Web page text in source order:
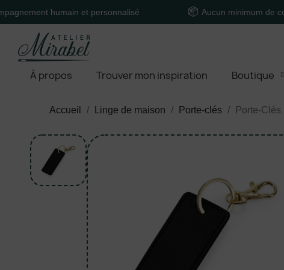
humain et personnalisé Aucun minimum de commande
À propos Trouver mon inspiration Boutique
Accueil Linge de maison Porte-clés Porte-Clés